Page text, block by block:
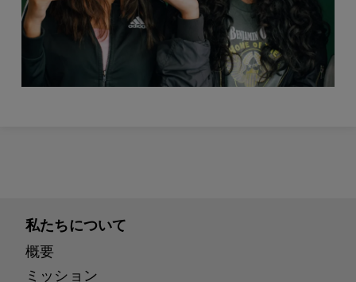
私たちについて
概要
ミッション